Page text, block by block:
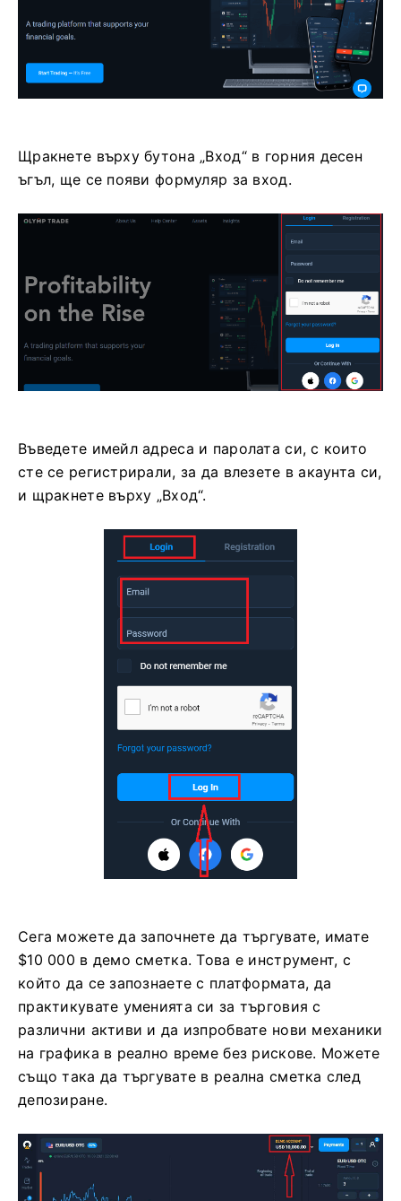
Щракнете върху бутона „Вход“ в горния десен
ъгъл, ще се появи формуляр за вход.
Въведете имейл адреса и паролата си, с които
сте се регистрирали, за да влезете в акаунта си,
и щракнете върху „Вход“.
Сега можете да започнете да търгувате, имате
$10 000 в демо сметка. Това е инструмент, с
който да се запознаете с платформата, да
практикувате уменията си за търговия с
различни активи и да изпробвате нови механики
на графика в реално време без рискове. Можете
също така да търгувате в реална сметка след
депозиране.